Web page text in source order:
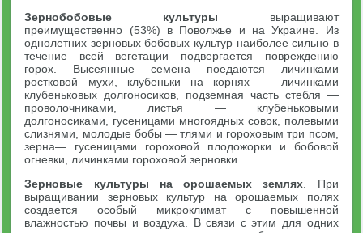
Зернобобовые культуры выращивают
преимущественно (53%) в Поволжье и на Украине. Из
однолетних зерновых бобовых культур наиболее сильно в
течение всей вегетации подвергается повреждению
горох. Высеянные семена поедаются личинками
ростковой мухи, клубеньки на корнях — личинками
клубеньковых долгоносиков, подземная часть стебля —
проволочниками, листья — клубеньковыми
долгоносиками, гусеницами многоядных совок, полевыми
слизнями, молодые бобы — тлями и гороховым три псом,
зерна— гусеницами гороховой плодожорки и бобовой
огневки, личинками гороховой зерновки.
Зерновые культуры на орошаемых землях . При
выращивании зерновых культур на орошаемых полях
создается особый микроклимат с повышенной
влажностью почвы и воздуха. В связи с этим для одних